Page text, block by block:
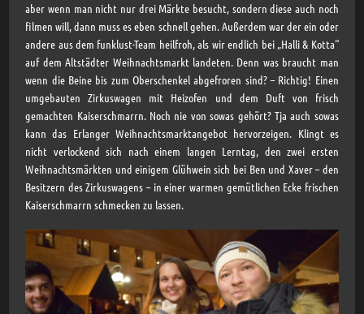
aber wenn man nicht nur drei Märkte besucht, sondern diese auch noch
filmen will, dann muss es eben schnell gehen. Außerdem war der ein oder
andere aus dem funklust-Team heilfroh, als wir endlich bei „Halli & Kotta“
auf dem Altstädter Weihnachtsmarkt landeten. Denn was braucht man
wenn die Beine bis zum Oberschenkel abgefroren sind? – Richtig! Einen
umgebauten Zirkuswagen mit Heizofen und dem Duft von frisch
gemachten Kaiserschmarrn. Noch nie von sowas gehört? Tja auch sowas
kann das Erlanger Weihnachtsmarktangebot hervorzeigen. Klingt es
nicht verlockend sich nach einem langen Lerntag, den zwei ersten
Weihnachtsmärkten und einigem Glühwein sich bei Ben und Xaver – den
Besitzern des Zirkuswagens – in einer warmen gemütlichen Ecke frischen
Kaiserschmarrn schmecken zu lassen.